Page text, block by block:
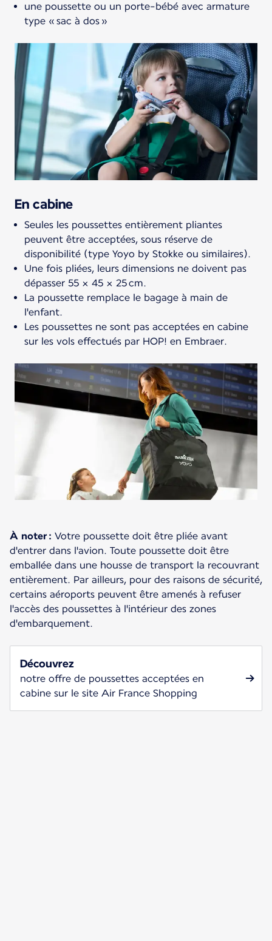
une poussette ou un porte-bébé avec armature
type « sac à dos »
En cabine
Seules les poussettes entièrement pliantes
peuvent être acceptées, sous réserve de
disponibilité (type Yoyo by Stokke ou similaires).
Une fois pliées, leurs dimensions ne doivent pas
dépasser 55 × 45 × 25 cm.
La poussette remplace le bagage à main de
l'enfant.
Les poussettes ne sont pas acceptées en cabine
sur les vols effectués par HOP! en Embraer.
À noter : Votre poussette doit être pliée avant
d'entrer dans l'avion. Toute poussette doit être
emballée dans une housse de transport la recouvrant
entièrement. Par ailleurs, pour des raisons de sécurité,
certains aéroports peuvent être amenés à refuser
l'accès des poussettes à l'intérieur des zones
d'embarquement.
Découvrez
notre offre de poussettes acceptées en
cabine sur le site Air France Shopping